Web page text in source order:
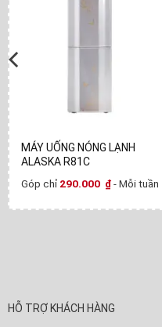
MÁY UỐNG NÓNG LẠNH
ALASKA R81C
Góp chỉ 290.000 ₫- Mỗi tuần
HỖ TRỢ KHÁCH HÀNG